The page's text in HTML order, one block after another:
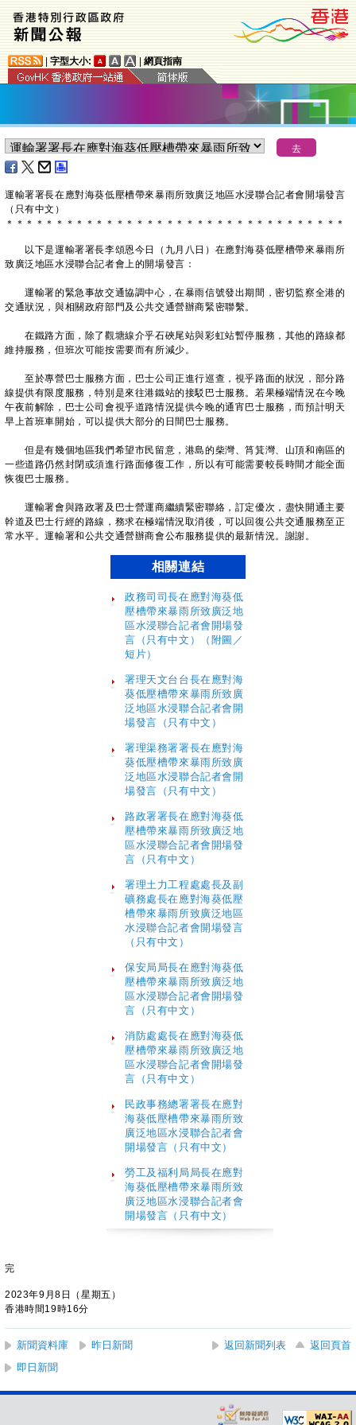
字型大小: 網頁指南
運輸署署長在應對海葵低壓槽帶來暴雨所致廣泛地區水浸聯合記者會開場發言
（只有中文）
＊ ＊ ＊ ＊ ＊ ＊ ＊ ＊ ＊ ＊ ＊ ＊ ＊ ＊ ＊ ＊ ＊ ＊ ＊ ＊ ＊ ＊ ＊ ＊ ＊ ＊ ＊ ＊ ＊ ＊ ＊ ＊ ＊ ＊
以下是運輸署署長李頌恩今日（九月八日）在應對海葵低壓槽帶來暴雨所
致廣泛地區水浸聯合記者會上的開場發言：
運輸署的緊急事故交通協調中心，在暴雨信號發出期間，密切監察全港的
交通狀況，與相關政府部門及公共交通營辦商緊密聯繫。
在鐵路方面，除了觀塘線介乎石硤尾站與彩虹站暫停服務，其他的路線都
維持服務，但班次可能按需要而有所減少。
至於專營巴士服務方面，巴士公司正進行巡查，視乎路面的狀況，部分路
線提供有限度服務，特別是來往港鐵站的接駁巴士服務。若果極端情況在今晚
午夜前解除，巴士公司會視乎道路情況提供今晚的通宵巴士服務，而預計明天
早上首班車開始，可以提供大部分的日間巴士服務。
但是有幾個地區我們希望市民留意，港島的柴灣、筲箕灣、山頂和南區的
一些道路仍然封閉或須進行路面修復工作，所以有可能需要較長時間才能全面
恢復巴士服務。
運輸署會與路政署及巴士營運商繼續緊密聯絡，訂定優次，盡快開通主要
幹道及巴士行經的路線，務求在極端情況取消後，可以回復公共交通服務至正
常水平。運輸署和公共交通營辦商會公布服務提供的最新情況。謝謝。
相關連結
政務司司長在應對海葵低
壓槽帶來暴雨所致廣泛地
區水浸聯合記者會開場發
言（只有中文）（附圖／
短片）
署理天文台台長在應對海
葵低壓槽帶來暴雨所致廣
泛地區水浸聯合記者會開
場發言（只有中文）
署理渠務署署長在應對海
葵低壓槽帶來暴雨所致廣
泛地區水浸聯合記者會開
場發言（只有中文）
路政署署長在應對海葵低
壓槽帶來暴雨所致廣泛地
區水浸聯合記者會開場發
言（只有中文）
署理土力工程處處長及副
礦務處長在應對海葵低壓
槽帶來暴雨所致廣泛地區
水浸聯合記者會開場發言
（只有中文）
保安局局長在應對海葵低
壓槽帶來暴雨所致廣泛地
區水浸聯合記者會開場發
言（只有中文）
消防處處長在應對海葵低
壓槽帶來暴雨所致廣泛地
區水浸聯合記者會開場發
言（只有中文）
民政事務總署署長在應對
海葵低壓槽帶來暴雨所致
廣泛地區水浸聯合記者會
開場發言（只有中文）
勞工及福利局局長在應對
海葵低壓槽帶來暴雨所致
廣泛地區水浸聯合記者會
開場發言（只有中文）
完
2023年9月8日（星期五）
香港時間19時16分
新聞資料庫 昨日新聞 返回新聞列表
返回頁首
即日新聞